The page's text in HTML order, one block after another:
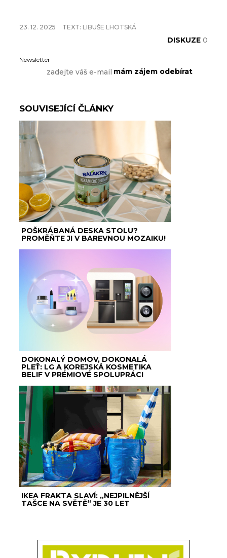
23. 12. 2025 TEXT: LIBUŠE LHOTSKÁ
DISKUZE 0
Newsletter
SOUVISEJÍCÍ ČLÁNKY
POŠKRÁBANÁ DESKA STOLU?
PROMĚŇTE JI V BAREVNOU MOZAIKU!
DOKONALÝ DOMOV, DOKONALÁ
PLEŤ: LG A KOREJSKÁ KOSMETIKA
BELIF V PRÉMIOVÉ SPOLUPRÁCI
IKEA FRAKTA SLAVÍ: „NEJPILNĚJŠÍ
TAŠCE NA SVĚTĚ“ JE 30 LET